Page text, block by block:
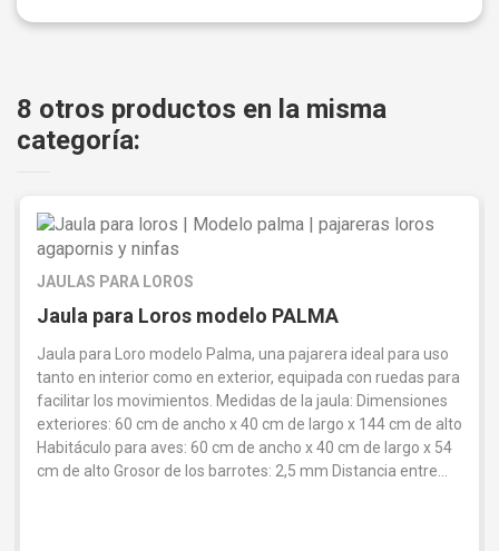
8 otros productos en la misma
categoría:
JAULAS PARA LOROS
Jaula para Loros modelo PALMA
Jaula para Loro modelo Palma, una pajarera ideal para uso
tanto en interior como en exterior, equipada con ruedas para
facilitar los movimientos. Medidas de la jaula: Dimensiones
exteriores: 60 cm de ancho x 40 cm de largo x 144 cm de alto
Habitáculo para aves: 60 cm de ancho x 40 cm de largo x 54
cm de alto Grosor de los barrotes: 2,5 mm Distancia entre...